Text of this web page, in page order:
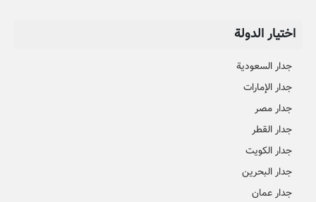
اختيار الدولة
جدار السعودية
جدار الإمارات
جدار مصر
جدار القطر
جدار الكويت
جدار البحرين
جدار عمان